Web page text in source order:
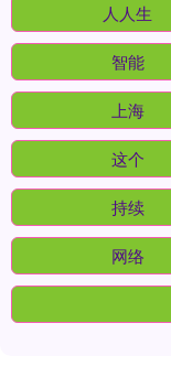
人人生
智能
上海
这个
持续
网络